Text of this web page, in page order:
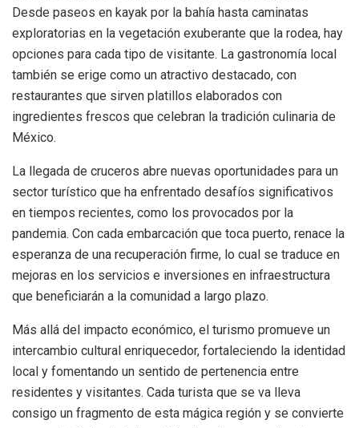
Desde paseos en kayak por la bahía hasta caminatas
exploratorias en la vegetación exuberante que la rodea, hay
opciones para cada tipo de visitante. La gastronomía local
también se erige como un atractivo destacado, con
restaurantes que sirven platillos elaborados con
ingredientes frescos que celebran la tradición culinaria de
México.
La llegada de cruceros abre nuevas oportunidades para un
sector turístico que ha enfrentado desafíos significativos
en tiempos recientes, como los provocados por la
pandemia. Con cada embarcación que toca puerto, renace la
esperanza de una recuperación firme, lo cual se traduce en
mejoras en los servicios e inversiones en infraestructura
que beneficiarán a la comunidad a largo plazo.
Más allá del impacto económico, el turismo promueve un
intercambio cultural enriquecedor, fortaleciendo la identidad
local y fomentando un sentido de pertenencia entre
residentes y visitantes. Cada turista que se va lleva
consigo un fragmento de esta mágica región y se convierte